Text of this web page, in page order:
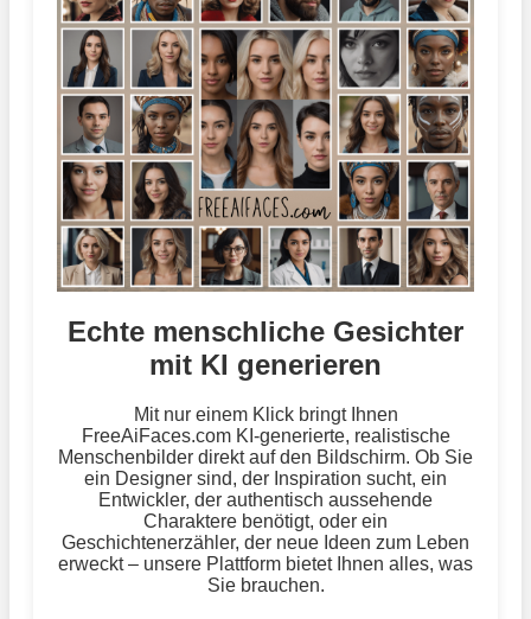
Echte menschliche Gesichter
mit KI generieren
Mit nur einem Klick bringt Ihnen
FreeAiFaces.com KI-generierte, realistische
Menschenbilder direkt auf den Bildschirm. Ob Sie
ein Designer sind, der Inspiration sucht, ein
Entwickler, der authentisch aussehende
Charaktere benötigt, oder ein
Geschichtenerzähler, der neue Ideen zum Leben
erweckt – unsere Plattform bietet Ihnen alles, was
Sie brauchen.